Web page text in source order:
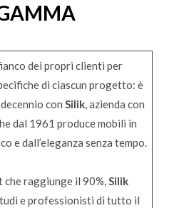
dei propri clienti per
di ciascun progetto: è
conSilik, azienda con
dal 1961 produce mobili in
e dall’eleganza senza tempo.
che raggiunge il 90%,Silik
e professionisti di tutto il